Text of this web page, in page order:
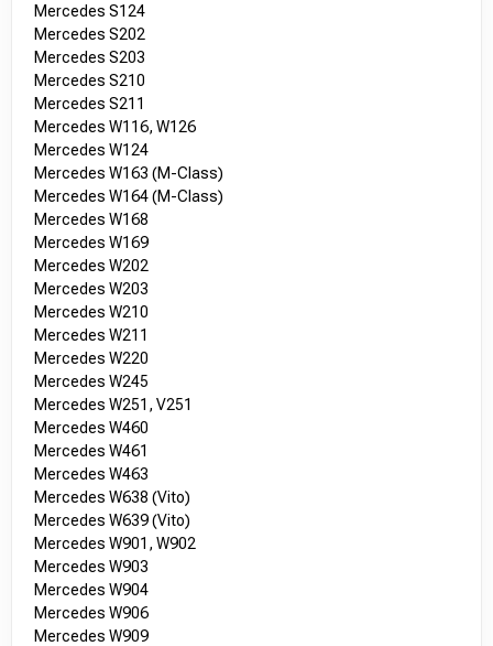
Mercedes S124
Mercedes S202
Mercedes S203
Mercedes S210
Mercedes S211
Mercedes W116, W126
Mercedes W124
Mercedes W163 (M-Class)
Mercedes W164 (M-Class)
Mercedes W168
Mercedes W169
Mercedes W202
Mercedes W203
Mercedes W210
Mercedes W211
Mercedes W220
Mercedes W245
Mercedes W251, V251
Mercedes W460
Mercedes W461
Mercedes W463
Mercedes W638 (Vito)
Mercedes W639 (Vito)
Mercedes W901, W902
Mercedes W903
Mercedes W904
Mercedes W906
Mercedes W909